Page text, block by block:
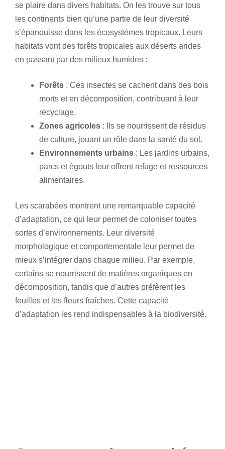
se plaire dans divers habitats. On les trouve sur tous
les continents bien qu’une partie de leur diversité
s’épanouisse dans les écosystèmes tropicaux. Leurs
habitats vont des forêts tropicales aux déserts arides
en passant par des milieux humides :
Forêts : Ces insectes se cachent dans des bois
morts et en décomposition, contribuant à leur
recyclage.
Zones agricoles : Ils se nourrissent de résidus
de culture, jouant un rôle dans la santé du sol.
Environnements urbains : Les jardins urbains,
parcs et égouts leur offrent refuge et ressources
alimentaires.
Les scarabées montrent une remarquable capacité
d’adaptation, ce qui leur permet de coloniser toutes
sortes d’environnements. Leur diversité
morphologique et comportementale leur permet de
mieux s’intégrer dans chaque milieu. Par exemple,
certains se nourrissent de matières organiques en
décomposition, tandis que d’autres préfèrent les
feuilles et les fleurs fraîches. Cette capacité
d’adaptation les rend indispensables à la biodiversité.